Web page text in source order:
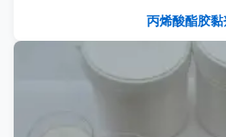
丙烯酸酯胶